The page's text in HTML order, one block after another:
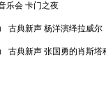
乐会 卡门之夜
古典新声 杨洋演绎拉威尔
古典新声 张国勇的肖斯塔